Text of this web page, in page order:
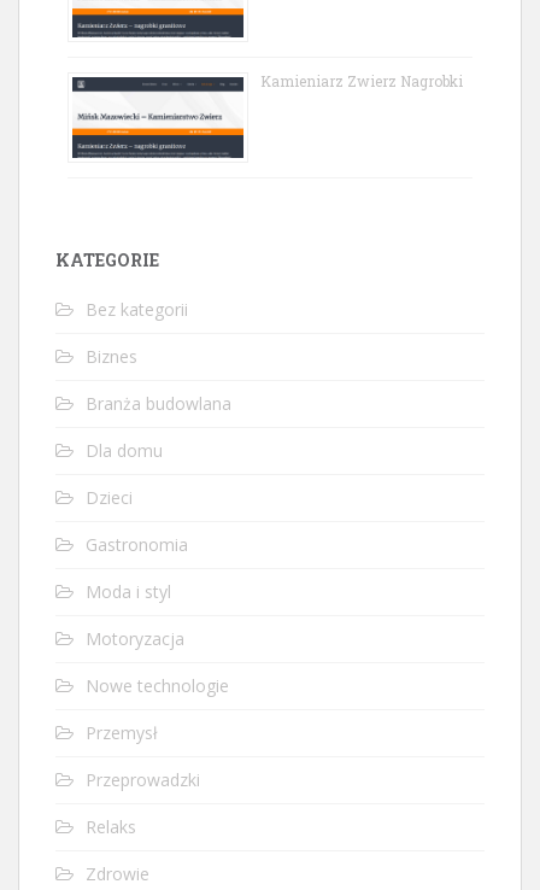
Kamieniarz Zwierz Nagrobki
KATEGORIE
Bez kategorii
Biznes
Branża budowlana
Dla domu
Dzieci
Gastronomia
Moda i styl
Motoryzacja
Nowe technologie
Przemysł
Przeprowadzki
Relaks
Zdrowie